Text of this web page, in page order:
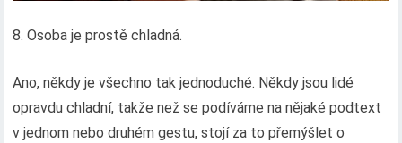
8. Osoba je prostě chladná.
Ano, někdy je všechno tak jednoduché. Někdy jsou lidé
opravdu chladní, takže než se podíváme na nějaké podtext
v jednom nebo druhém gestu, stojí za to přemýšlet o